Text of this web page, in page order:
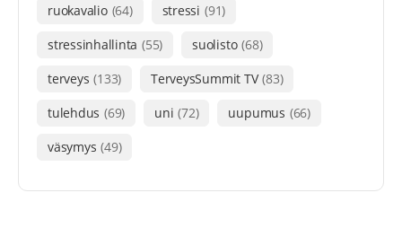
ruokavalio (64) stressi (91)
stressinhallinta (55) suolisto (68)
terveys (133) TerveysSummit TV (83)
tulehdus (69) uni (72) uupumus (66)
väsymys (49)